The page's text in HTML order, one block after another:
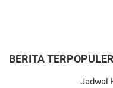
BERITA TERPOPULER
Jadwal